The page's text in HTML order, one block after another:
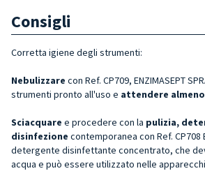
Consigli
Corretta igiene degli strumenti:
Nebulizzare con Ref. CP709, ENZIMASEPT
strumenti pronto all'uso e attendere
Sciacquare e procedere con la pulizia,
disinfezione contemporanea con Ref. CP708
detergente disinfettante concentrato, che
acqua e può essere utilizzato nelle